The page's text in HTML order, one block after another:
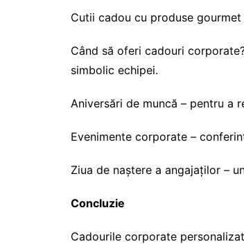
Cutii cadou cu produse
Când să oferi cadouri
simbolic echipei.
Aniversări de muncă – pentru a
Evenimente corporate –
Ziua de naștere a angajaților –
Concluzie
Cadourile corporate